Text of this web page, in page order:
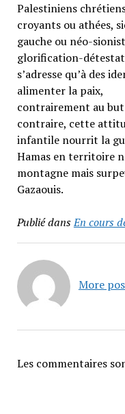
Palestiniens
croyants ou athées,
gauche ou néo-
glorification-
s’adresse qu’à des
alimenter la paix,
contrairement au but
contraire, cette
infantile nourrit la
Hamas en territoire
montagne mais
Gazaouis.
Publié dansEn cours
More
Les commentaires